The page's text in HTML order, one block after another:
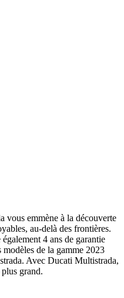
vous emmène à la découverte
au-delà des frontières.
4 ans de garantie
modèles de la gamme 2023
Avec Ducati Multistrada,
grand.